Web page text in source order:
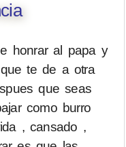
honrar al papa y
te de a otra
que seas
como burro
, cansado ,